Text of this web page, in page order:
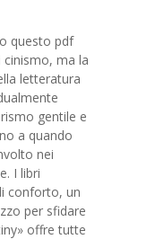
questo pdf
ma la
letteratura
gentile e
a quando
nei
I libri
conforto, un
per sfidare
offre tutte